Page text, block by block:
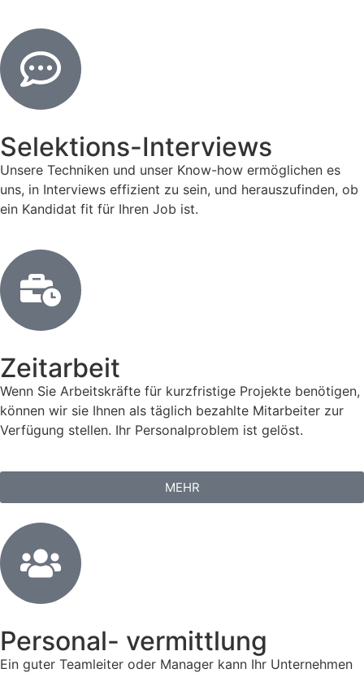
Selektions-Interviews
Unsere Techniken und unser Know-how ermöglichen es
uns, in Interviews effizient zu sein, und herauszufinden, ob
ein Kandidat fit für Ihren Job ist.
Zeitarbeit
Wenn Sie Arbeitskräfte für kurzfristige Projekte benötigen,
können wir sie Ihnen als täglich bezahlte Mitarbeiter zur
Verfügung stellen. Ihr Personalproblem ist gelöst.
MEHR
Personal- vermittlung
Ein guter Teamleiter oder Manager kann Ihr Unternehmen